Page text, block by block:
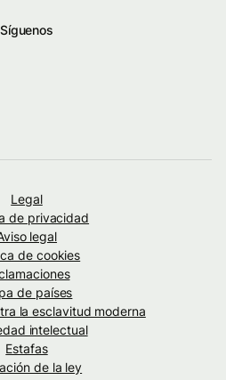
Síguenos
Legal
de privacidad
legal
de cookies
de países
la esclavitud moderna
intelectual
Estafas
de la ley